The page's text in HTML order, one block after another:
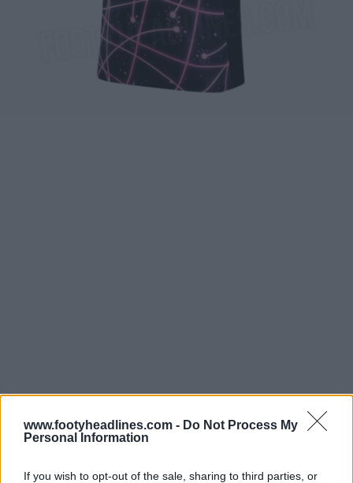
www.footyheadlines.com - Do Not Process My
Personal Information
If you wish to opt-out of the sale, sharing to third parties, or